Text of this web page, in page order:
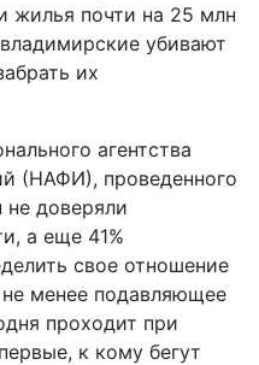
жилья почти на 25 млн
убивают
их
агентства
(НАФИ), проведенного
не доверяли
а еще 41%
свое отношение
менее подавляющее
проходит при
к кому бегут